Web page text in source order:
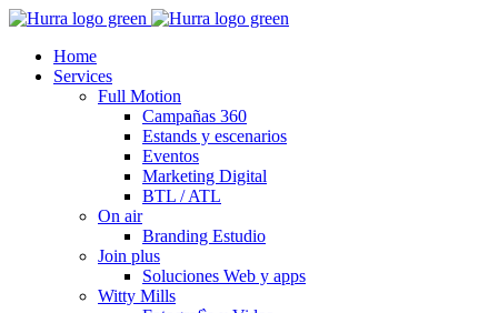
Home
Services
Full Motion
Campañas 360
Estands y escenarios
Eventos
Marketing Digital
BTL / ATL
On air
Branding Estudio
Join plus
Soluciones Web y apps
Witty Mills